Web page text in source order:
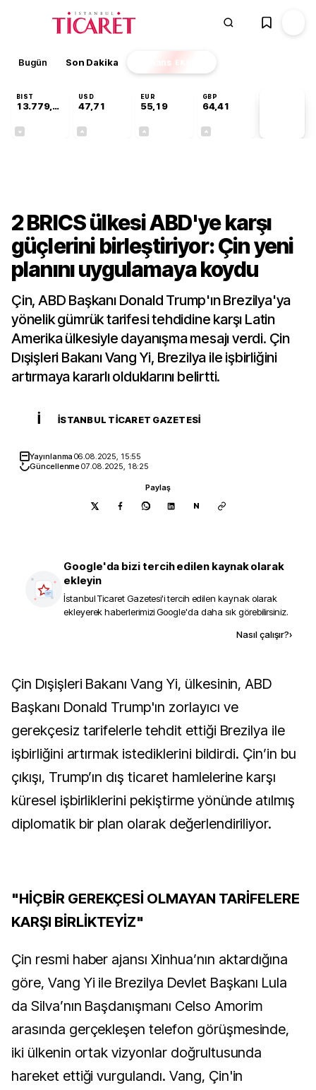
Bugün Son Dakika Finans EKSTRA
BIST
13.779,39
USD
47,71
EUR
55,19
GBP
64,41
2 BRICS ülkesi ABD'ye karşı
güçlerini birleştiriyor: Çin yeni
planını uygulamaya koydu
Çin, ABD Başkanı Donald Trump'ın Brezilya'ya
yönelik gümrük tarifesi tehdidine karşı Latin
Amerika ülkesiyle dayanışma mesajı verdi. Çin
Dışişleri Bakanı Vang Yi, Brezilya ile işbirliğini
artırmaya kararlı olduklarını belirtti.
İ İSTANBUL TICARET GAZETESI
Yayınlanma06.08.2025, 15:55
Güncellenme07.08.2025, 18:25
Paylaş
N
Google'da bizi tercih edilen kaynak olarak
ekleyin
İstanbul Ticaret Gazetesi'i tercih edilen kaynak olarak
ekleyerek haberlerimizi Google'da daha sık görebilirsiniz.
Nasıl çalışır?›
Çin Dışişleri Bakanı Vang Yi, ülkesinin, ABD
Başkanı Donald Trump'ın zorlayıcı ve
gerekçesiz tarifelerle tehdit ettiği Brezilya ile
işbirliğini artırmak istediklerini bildirdi. Çin’in bu
çıkışı, Trump’ın dış ticaret hamlelerine karşı
küresel işbirliklerini pekiştirme yönünde atılmış
diplomatik bir plan olarak değerlendiriliyor.
"HİÇBİR GEREKÇESİ OLMAYAN TARİFELERE
KARŞI BİRLİKTEYİZ"
Çin resmi haber ajansı Xinhua’nın aktardığına
göre, Vang Yi ile Brezilya Devlet Başkanı Lula
da Silva’nın Başdanışmanı Celso Amorim
arasında gerçekleşen telefon görüşmesinde,
iki ülkenin ortak vizyonlar doğrultusunda
hareket ettiği vurgulandı. Vang, Çin'in